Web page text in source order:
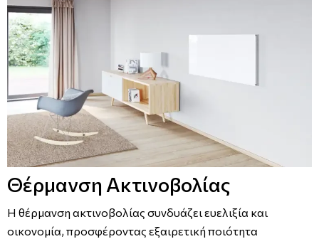
Θέρμανση Ακτινοβολίας
Η θέρμανση ακτινοβολίας συνδυάζει ευελιξία και
οικονομία, προσφέροντας εξαιρετική ποιότητα